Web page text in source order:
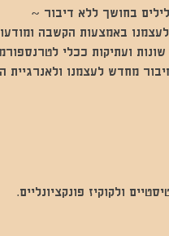
בחושך ללא דיבור ~
באמצעות הקשבה
ועתיקות ככלי
מחדש לעצמנו ולאנרגיית
ולקוקיז פונקציונליים.